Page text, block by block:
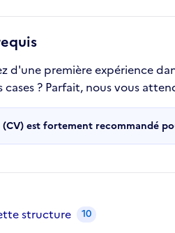
d'une première expérience
cases ? Parfait, nous vous
est fortement recommandé
structure 10